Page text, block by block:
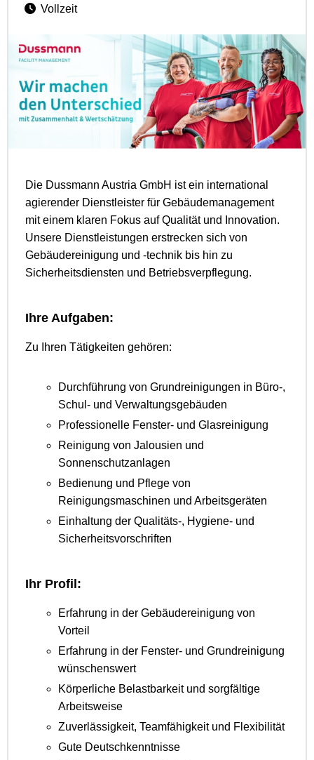
Vollzeit
Die Dussmann Austria GmbH ist ein international
agierender Dienstleister für Gebäudemanagement
mit einem klaren Fokus auf Qualität und Innovation.
Unsere Dienstleistungen erstrecken sich von
Gebäudereinigung und -technik bis hin zu
Sicherheitsdiensten und Betriebsverpflegung.
Ihre Aufgaben:
Zu Ihren Tätigkeiten gehören:
Durchführung von Grundreinigungen in Büro-,
Schul- und Verwaltungsgebäuden
Professionelle Fenster- und Glasreinigung
Reinigung von Jalousien und
Sonnenschutzanlagen
Bedienung und Pflege von
Reinigungsmaschinen und Arbeitsgeräten
Einhaltung der Qualitäts-, Hygiene- und
Sicherheitsvorschriften
Ihr Profil:
Erfahrung in der Gebäudereinigung von
Vorteil
Erfahrung in der Fenster- und Grundreinigung
wünschenswert
Körperliche Belastbarkeit und sorgfältige
Arbeitsweise
Zuverlässigkeit, Teamfähigkeit und Flexibilität
Gute Deutschkenntnisse